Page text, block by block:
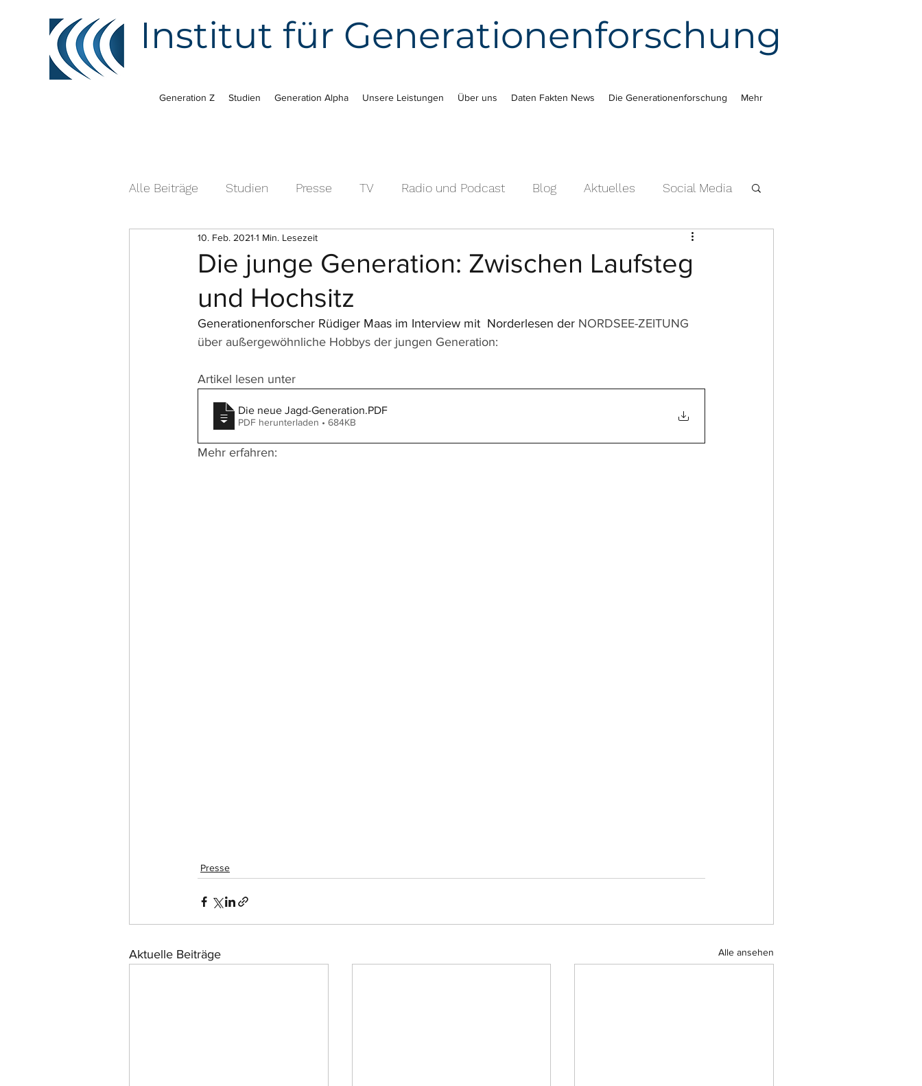
Institut für Generationenforschung
Generation Z Studien Generation Alpha Unsere Leistungen Über uns Daten Fakten News Die Generationenforschung Mehr
Alle Beiträge Studien Presse TV Radio und Podcast Blog Aktuelles Social Media
Die junge Generation: Zwischen Laufsteg
und Hochsitz
10. Feb. 2021 1 Min. Lesezeit
Generationenforscher Rüdiger Maas im Interview mit  Norderlesen der NORDSEE-ZEITUNG
über außergewöhnliche Hobbys der jungen Generation:
Artikel lesen unter
Die neue Jagd-Generation.PDF
PDF herunterladen • 684KB
Mehr erfahren:
Presse
Aktuelle Beiträge Alle ansehen